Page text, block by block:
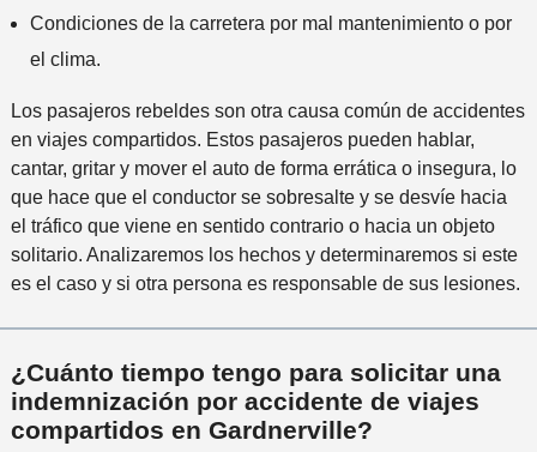
Condiciones de la carretera por mal mantenimiento o por
el clima.
Los pasajeros rebeldes son otra causa común de accidentes
en viajes compartidos. Estos pasajeros pueden hablar,
cantar, gritar y mover el auto de forma errática o insegura, lo
que hace que el conductor se sobresalte y se desvíe hacia
el tráfico que viene en sentido contrario o hacia un objeto
solitario. Analizaremos los hechos y determinaremos si este
es el caso y si otra persona es responsable de sus lesiones.
¿Cuánto tiempo tengo para solicitar una
indemnización por accidente de viajes
compartidos en Gardnerville?